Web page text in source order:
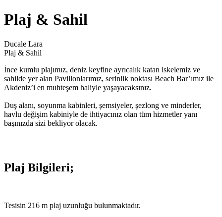
Plaj & Sahil
Ducale Lara
Plaj & Sahil
İnce kumlu plajımız, deniz keyfine ayrıcalık katan iskelemiz ve
sahilde yer alan Pavillonlarımız, serinlik noktası Beach Bar’ımız ile
Akdeniz’i en muhteşem haliyle yaşayacaksınız.
Duş alanı, soyunma kabinleri, şemsiyeler, şezlong ve minderler,
havlu değişim kabiniyle de ihtiyacınız olan tüm hizmetler yanı
başınızda sizi bekliyor olacak.
Plaj Bilgileri;
Tesisin 216 m plaj uzunluğu bulunmaktadır.